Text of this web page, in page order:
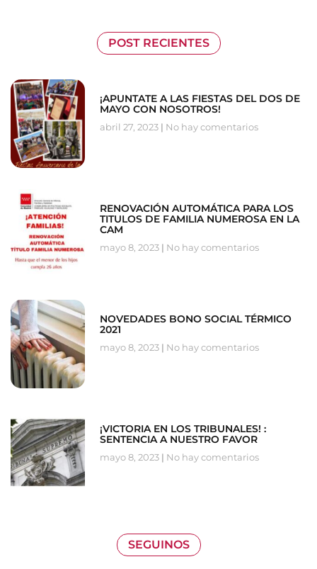
POST RECIENTES
¡APUNTATE A LAS FIESTAS DEL DOS DE
MAYO CON NOSOTROS!
abril 27, 2023 No hay comentarios
RENOVACIÓN AUTOMÁTICA PARA LOS
TITULOS DE FAMILIA NUMEROSA EN LA
CAM
mayo 8, 2023 No hay comentarios
NOVEDADES BONO SOCIAL TÉRMICO
2021
mayo 8, 2023 No hay comentarios
¡VICTORIA EN LOS TRIBUNALES! :
SENTENCIA A NUESTRO FAVOR
mayo 8, 2023 No hay comentarios
SEGUINOS